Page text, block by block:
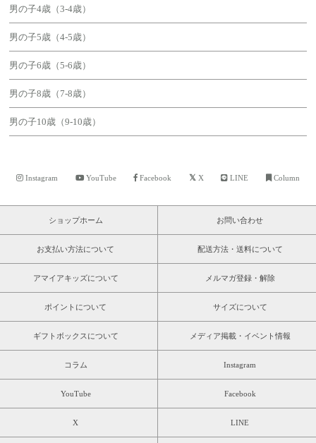
男の子4歳（3-4歳）
男の子5歳（4-5歳）
男の子6歳（5-6歳）
男の子8歳（7-8歳）
男の子10歳（9-10歳）
Instagram YouTube Facebook X LINE Column
ショップホーム お問い合わせ
お支払い方法について 配送方法・送料について
アマイアキッズについて メルマガ登録・解除
ポイントについて サイズについて
ギフトボックスについて メディア掲載・イベント情報
コラム Instagram
YouTube Facebook
X LINE